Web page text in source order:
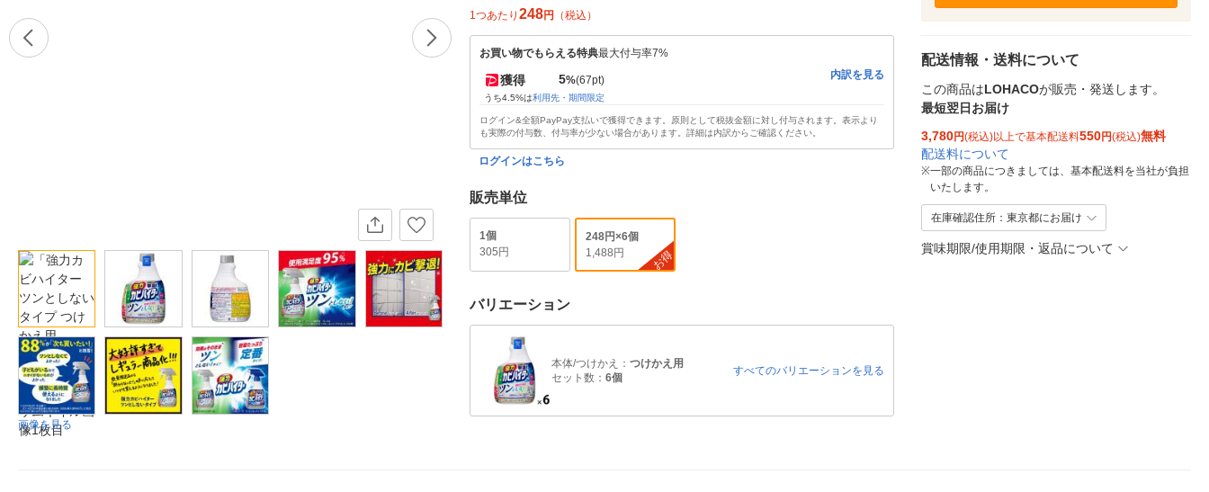
画像を見る
1つあたり 248円 （税込）
お買い物でもらえる特典最大付与率7%
獲得 5%(67pt)
うち4.5%は利用先・期間限定
内訳を見る
ログイン&全額PayPay支払いで獲得できます。原則として税抜金額に対し付与されます。表示より
も実際の付与数、付与率が少ない場合があります。詳細は内訳からご確認ください。
ログインはこちら
販売単位
1個
305円
248円×6個
1,488円
お得
バリエーション
本体/つけかえ： つけかえ用
セット数： 6個
すべてのバリエーションを見る
配送情報・送料について
この商品はLOHACOが販売・発送します。
最短翌日お届け
3,780円(税込)以上で基本配送料550円(税込)無料
配送料について
※一部の商品につきましては、基本配送料を当社が負担
いたします。
在庫確認住所：東京都にお届け
賞味期限/使用期限・返品について